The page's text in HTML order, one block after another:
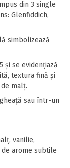
din 3 single
Glenfiddich,
simbolizează
şi se evidenţiază
textura fină şi
malţ.
sau într-un
vanilie,
de arome subtile